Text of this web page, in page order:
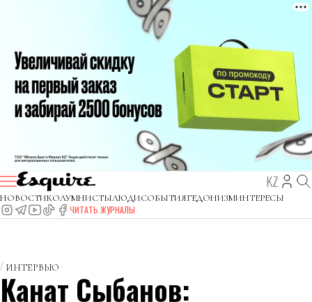
KZ
НОВОСТИКОЛУМНИСТЫЛЮДИСОБЫТИЯГЕДОНИЗМИНТЕРЕСЫ
ЧИТАТЬ ЖУРНАЛЫ
ИНТЕРВЬЮ
Канат Сыбанов: